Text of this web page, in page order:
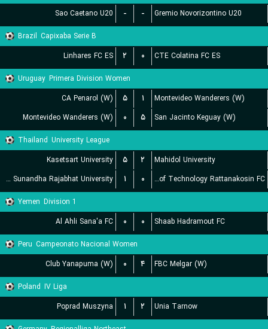
Sao Caetano U20
- -
Gremio Novorizontino U20
Brazil Capixaba Serie B
Linhares FC ES
۲ ۰
CTE Colatina FC ES
Uruguay Primera Division Women
CA Penarol (W)
۵ ۱
Montevideo Wanderers (W)
Montevideo Wanderers (W)
۰ ۵
San Jacinto Keguay (W)
Thailand University League
Kasetsart University
۵ ۲
Mahidol University
Suan Sunandha Rajabhat University
۱ ۰
Rajamangala University of Technology Rattanakosin FC
Yemen Division 1
Al Ahli Sana'a FC
۰ ۰
Shaab Hadramout FC
Peru Campeonato Nacional Women
Club Yanapuma (W)
۰ ۴
FBC Melgar (W)
Poland IV Liga
Poprad Muszyna
۱ ۲
Unia Tarnow